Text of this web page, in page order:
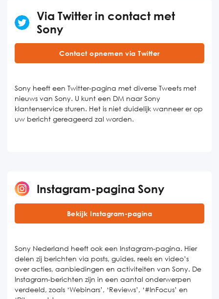
Via Twitter in contact met
Sony
Contact opnemen via Twitter
Sony heeft een Twitter-pagina met diverse Tweets met
nieuws van Sony. U kunt een DM naar Sony
klantenservice sturen. Het is niet duidelijk wanneer er op
uw bericht gereageerd zal worden.
Instagram-pagina Sony
Bekijk Instagram-pagina
Sony Nederland heeft ook een Instagram-pagina. Hier
delen zij berichten via posts, guides, reels en video’s
over acties, aanbiedingen en activiteiten van Sony. De
Instagram-berichten zijn in een aantal onderwerpen
verdeeld, zoals ‘Webinars’, ‘Reviews’, ‘#InFocus’ en